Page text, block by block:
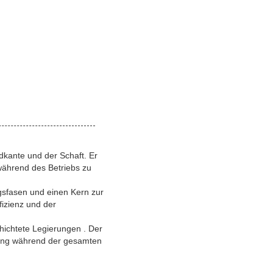
und der Schaft. Er
des Betriebs zu
und einen Kern zur
und der
Legierungen
. Der
während der gesamten